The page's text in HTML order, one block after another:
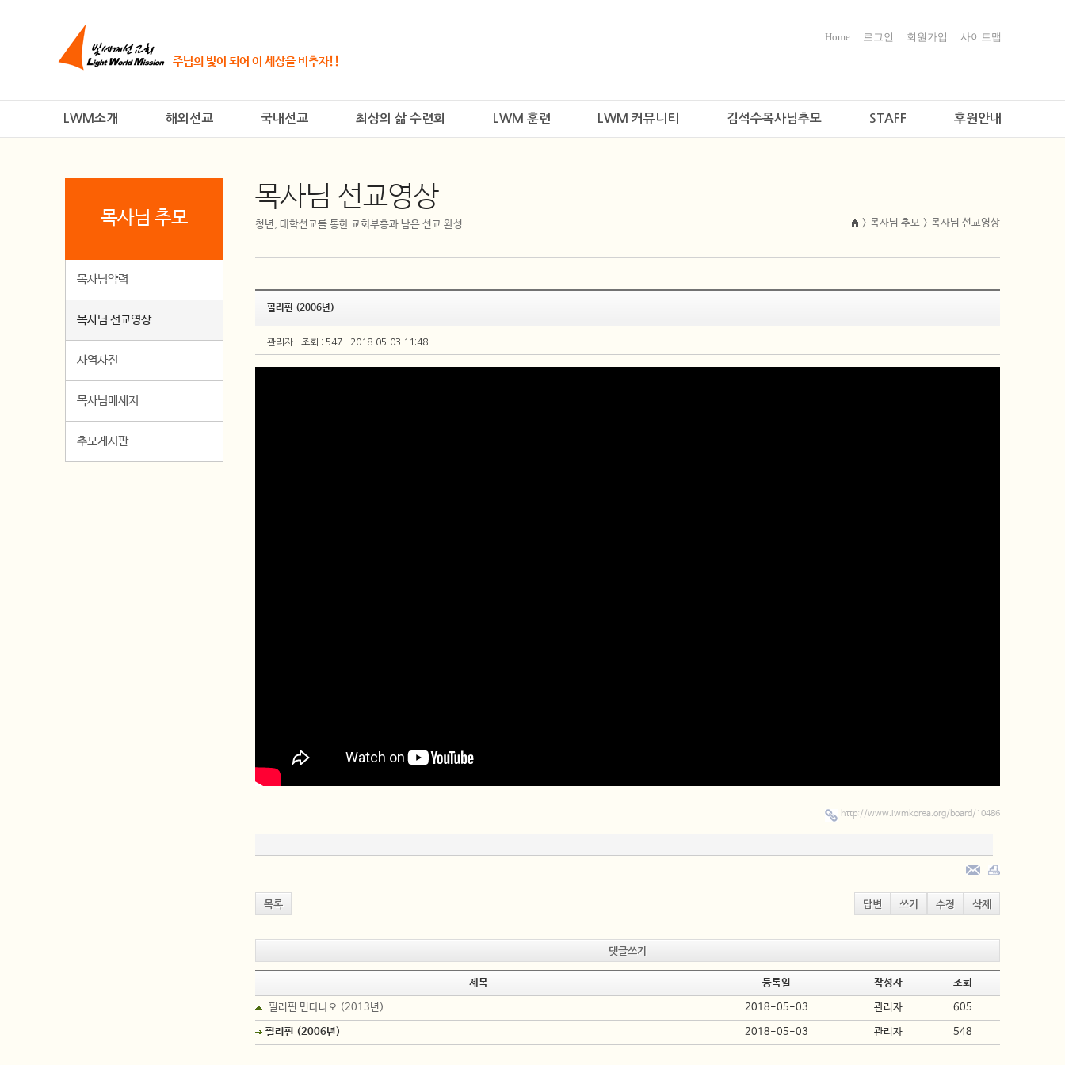
주님의 빛이 되어 이 세상을 비추자!!
Home 로그인 회원가입 사이트맵
LWM소개 해외선교 국내선교 최상의 삶 수련회 LWM 훈련 LWM 커뮤니티 김석수목사님추모 STAFF 후원안내
목사님 추모
목사님약력
목사님 선교영상
사역사진
목사님메세지
추모게시판
목사님 선교영상
청년, 대학선교를 통한 교회부흥과 남은 선교 완성 > 목사님 추모 > 목사님 선교영상
필리핀 (2006년)
관리자 조회 : 547 2018.05.03 11:48
http://www.lwmkorea.org/board/10486
목록 답변 쓰기 수정 삭제
댓글쓰기
제목 등록일 작성자 조회
필리핀 민다나오 (2013년) 2018-05-03 관리자 605
필리핀 (2006년) 2018-05-03 관리자 548